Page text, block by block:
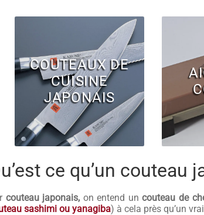
COUTEAUX DE
CUISINE
JAPONAIS
ce qu’un couteau
couteau japonais, on entend uncouteau de
sashimi ou yanagiba) à cela près qu’un